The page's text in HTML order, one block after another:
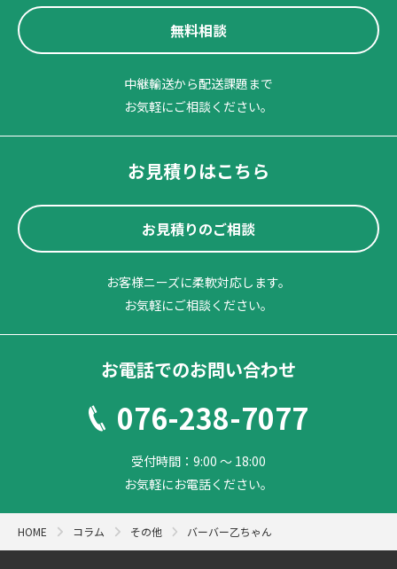
無料相談
中継輸送から配送課題まで
お気軽にご相談ください。
お見積りはこちら
お見積りのご相談
お客様ニーズに柔軟対応します。
お気軽にご相談ください。
お電話でのお問い合わせ
076-238-7077
受付時間：9:00 ～ 18:00
お気軽にお電話ください。
HOME コラム その他 バーバー乙ちゃん